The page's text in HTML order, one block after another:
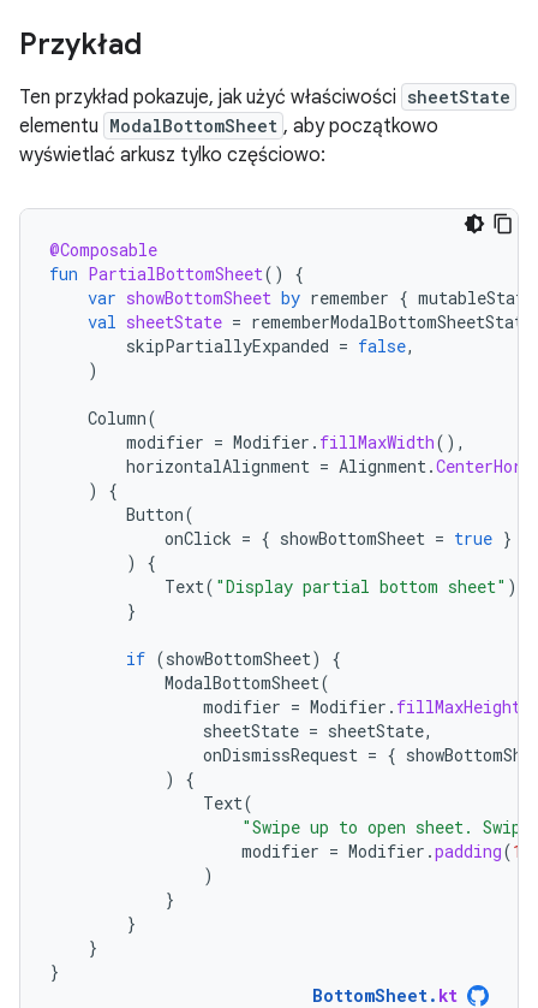
Przykład
Ten przykład pokazuje, jak użyć właściwości sheetState
elementu ModalBottomSheet , aby początkowo
wyświetlać arkusz tylko częściowo:
@Composable
fun PartialBottomSheet()
{
var showBottomSheet by remember {
val sheetState = rememberModalBottomSheetState
skipPartiallyExpanded = false,
)
Column(
modifier = Modifier . fillMaxWidth(),
horizontalAlignment = Alignment.
)
{
Button(
onClick = { showBottomSheet = true }
)
{
Text( "Display partial bottom sheet" )
}
if (showBottomSheet)
{
ModalBottomSheet(
modifier = Modifier . fillMaxHeight
sheetState = sheetState,
onDismissRequest = {
)
{
Text(
"Swipe up to open sheet.
modifier = Modifier .padding(
)
}
}
}
}
BottomSheet. kt